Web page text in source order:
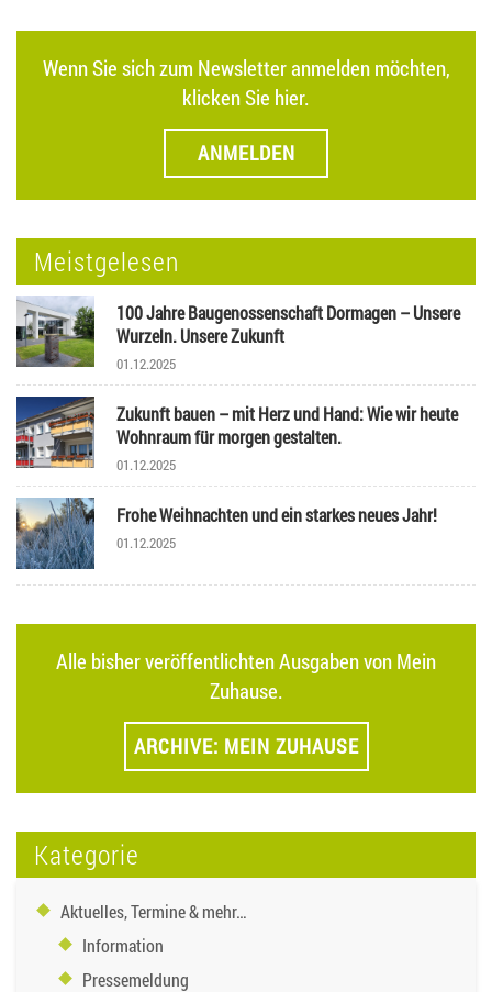
Wenn Sie sich zum Newsletter anmelden möchten,
klicken Sie hier.
ANMELDEN
Meistgelesen
100 Jahre Baugenossenschaft Dormagen – Unsere
Wurzeln. Unsere Zukunft
01.12.2025
Zukunft bauen – mit Herz und Hand: Wie wir heute
Wohnraum für morgen gestalten.
01.12.2025
Frohe Weihnachten und ein starkes neues Jahr!
01.12.2025
Alle bisher veröffentlichten Ausgaben von Mein
Zuhause.
ARCHIVE: MEIN ZUHAUSE
Kategorie
Aktuelles, Termine & mehr…
Information
Pressemeldung